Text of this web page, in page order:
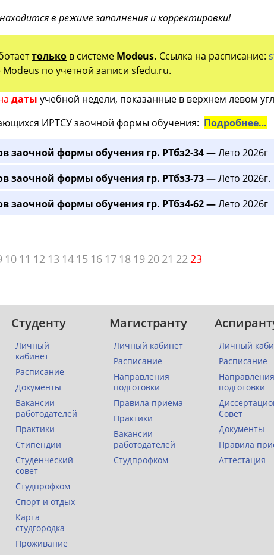
в режиме заполнения и корректировки!
только в системе Modeus. Ссылка на расписание:
по учетной записи sfedu.ru.
даты учебной недели, показанные в верхнем левом
ИРТСУ заочной формы обучения: Подробнее…
заочной формы обучения гр. РТбз2-34 —Лето 2026г
заочной формы обучения гр. РТбз3-73 —Лето 2026г.
заочной формы обучения гр. РТбз4-62 —Лето 2026г
10 11 12 13 14 15 16 17 18 19 20 21 2223
Студенту
Личный
кабинет
Расписание
Документы
Вакансии
работодателей
Практики
Стипендии
Студенческий
совет
Студпрофком
Спорт и отдых
Карта
студгородка
Проживание
Магистранту
Личный кабинет
Расписание
Направления
подготовки
Правила приема
Практики
Вакансии
работодателей
Студпрофком
Личный
Расписание
Направления
подготовки
Совет
Документы
Правила
Аттестация